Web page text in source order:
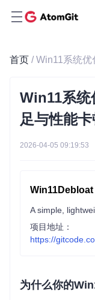
首页
Win11系统
足与性能
2026-04-05 09:19:53
Win11Debloat
项目地址：
https://
为什么你的